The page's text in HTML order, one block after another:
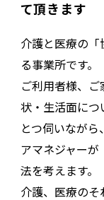
て頂きます
介護と医療の「
る事業所です。
ご利用者様、
状・生活面につ
とつ伺いなが
アマネジャー
法を考えます。
介護、医療の